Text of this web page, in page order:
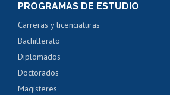
PROGRAMAS DE ESTUDIO
Carreras y licenciaturas
Bachillerato
Diplomados
Doctorados
Magísteres